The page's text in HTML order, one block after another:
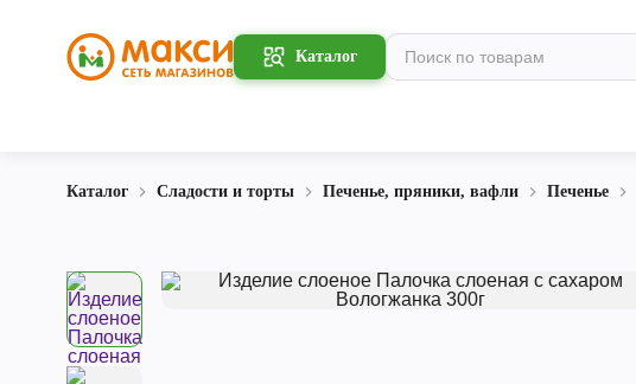
Каталог
Каталог Сладости и торты Печенье, пряники, вафли Печенье